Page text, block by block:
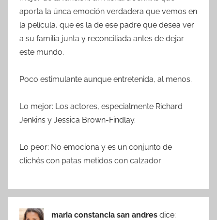
aporta la únca emoción verdadera que vemos en
la película, que es la de ese padre que desea ver
a su familia junta y reconciliada antes de dejar
este mundo.
Poco estimulante aunque entretenida, al menos.
Lo mejor: Los actores, especialmente Richard
Jenkins y Jessica Brown-Findlay.
Lo peor: No emociona y es un conjunto de
clichés con patas metidos con calzador
maria constancia san andres dice: